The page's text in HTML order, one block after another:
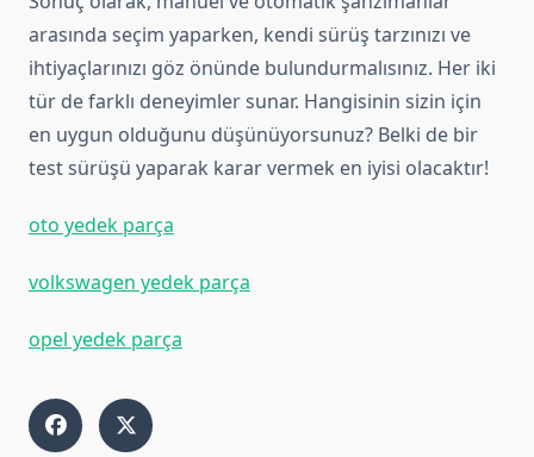
arasında seçim yaparken, kendi sürüş tarzınızı ve
ihtiyaçlarınızı göz önünde bulundurmalısınız. Her iki
tür de farklı deneyimler sunar. Hangisinin sizin için
en uygun olduğunu düşünüyorsunuz? Belki de bir
test sürüşü yaparak karar vermek en iyisi olacaktır!
oto yedek parça
volkswagen yedek parça
opel yedek parça